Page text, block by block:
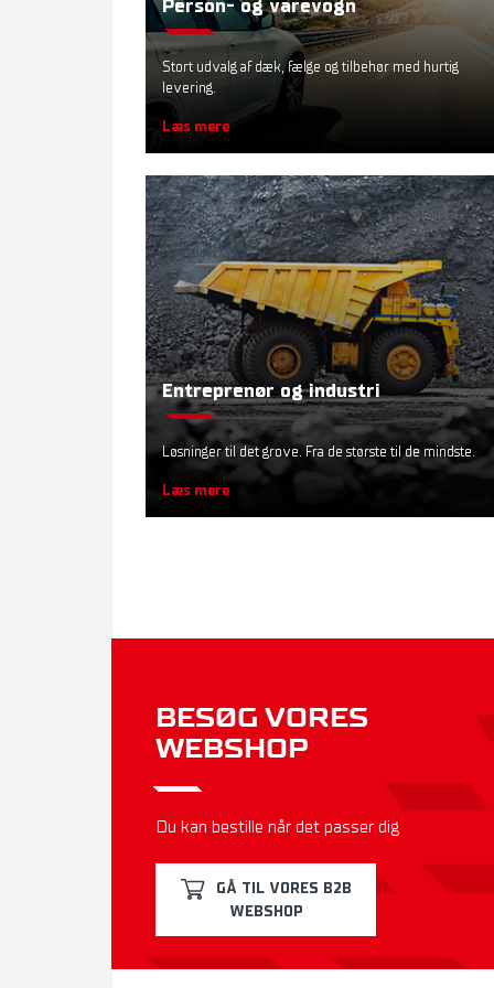
Person- og varevogn
Stort udvalg af dæk, fælge og tilbehør med hurtig
levering.
Læs mere
Entreprenør og industri
Løsninger til det grove. Fra de største til de mindste.
Læs mere
BESØG VORES
WEBSHOP
Du kan bestille når det passer dig
GÅ TIL VORES B2B
WEBSHOP